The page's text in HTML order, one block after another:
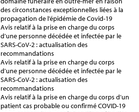
des circonstances exceptionnelles liées à la
propagation de l’épidémie de Covid-19
Avis relatif à la prise en charge du corps
d’une personne décédée et infectée par le
SARS-CoV-2 : actualisation des
recommandations
Avis relatif à la prise en charge du corps
d’une personne décédée et infectée par le
SARS-CoV-2 : actualisation des
recommandations
Avis relatif à la prise en charge du corps d’un
patient cas probable ou confirmé COVID-19